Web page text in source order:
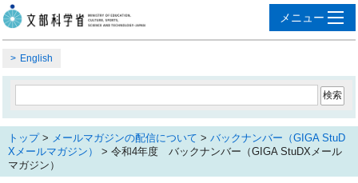
English
トップ> メールマガジンの配信について > バックナンバー（GIGA StuD
Xメールマガジン）
> 令和4年度 バックナンバー（GIGA StuDXメール
マガジン）